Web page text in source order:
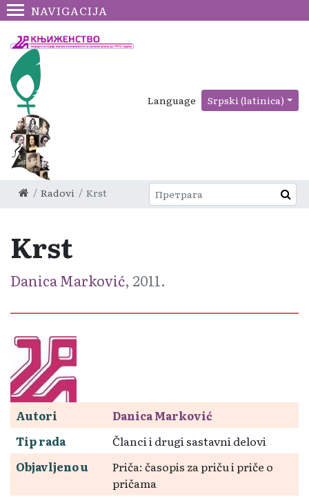
NAVIGACIJA
Language Srpski (latinica)
Radovi Krst
Krst
Danica Marković, 2011.
Autori
Danica Marković
Tip rada
Članci i drugi sastavni delovi
Objavljeno u
Priča: časopis za priču i priče o
pričama